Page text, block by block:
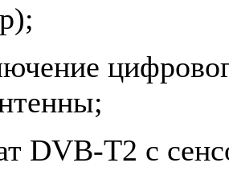
DVB-T2 с